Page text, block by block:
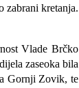
zabrani kretanja.
Vlade Brčko
zaseoka bila
Gornji Zovik, te